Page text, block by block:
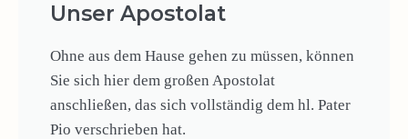
Unser Apostolat
Ohne aus dem Hause gehen zu müssen, können
Sie sich hier dem großen Apostolat
anschließen, das sich vollständig dem hl. Pater
Pio verschrieben hat.